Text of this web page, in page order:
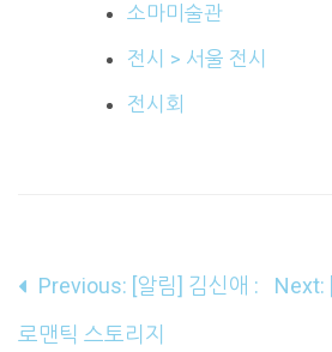
소마미술관
전시 > 서울 전시
전시회
글
내
Previous: [알림] 김신애 :
로맨틱 스토리지
Next: